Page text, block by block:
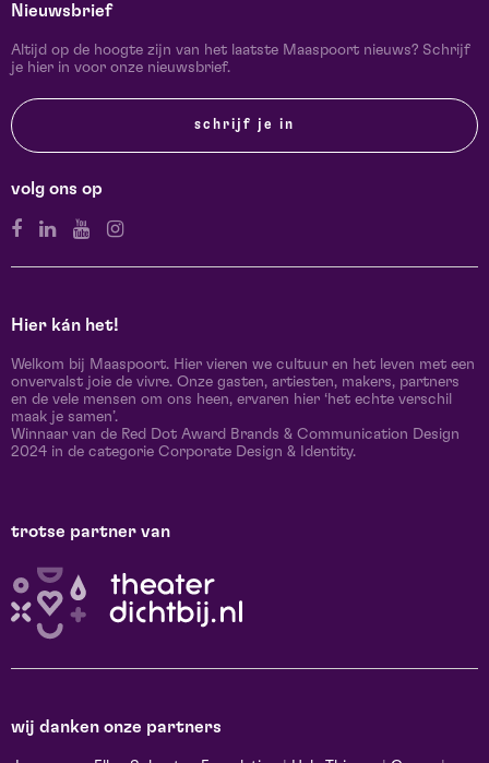
Nieuwsbrief
Altijd op de hoogte zijn van het laatste Maaspoort nieuws? Schrijf
je hier in voor onze nieuwsbrief.
schrijf je in
volg ons op
Hier kán het!
Welkom bij Maaspoort. Hier vieren we cultuur en het leven met een
onvervalst joie de vivre. Onze gasten, artiesten, makers, partners
en de vele mensen om ons heen, ervaren hier ‘het echte verschil
maak je samen’.
Winnaar van de Red Dot Award Brands & Communication Design
2024 in de categorie Corporate Design & Identity.
trotse partner van
wij danken onze partners